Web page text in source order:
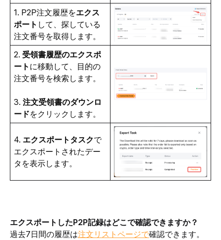
1. P2P注文履歴をエクス
ポート して、探している
注文番号を取得します。
2. 受領書履歴のエクスポ
ート に移動して、目的の
注文番号を検索します。
3. 注文受領書のダウンロ
ードをクリックします。
4. エクスポートタスクで
エクスポートされたデー
タを表示します。
エクスポートしたP2P記録はどこで確認できますか？
過去7日間の履歴は注文リストページで確認できます。